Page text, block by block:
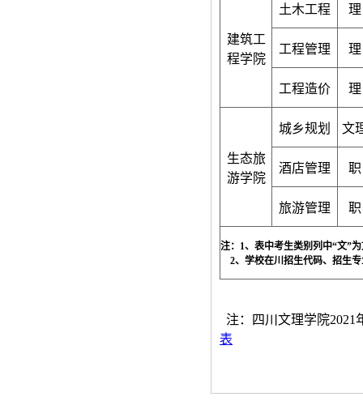
建筑工
程学院
土木工程 理
工程管理 理
工程造价 理
生态旅
游学院
城乡规划 文
酒店管理 职
旅游管理 职
注：1、表中考生类别列中“文”
2、学校在川招生代码、招生
注：四川文理学院2021
表